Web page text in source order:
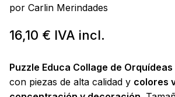
Hogar
Bricolaje y Suministros
por Carlin Merindades
16,10 € IVA incl.
Puzzle Educa Collage de
con piezas de alta calidad y colores